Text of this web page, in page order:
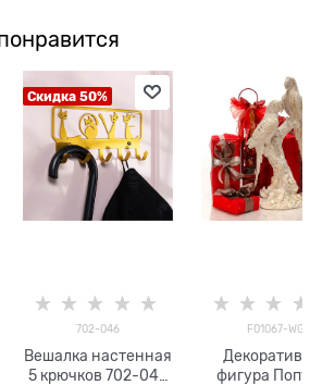
Скидка 50%
702-046
Вешалка настенная
5 крючков 702-046
F01067-WG
фигура